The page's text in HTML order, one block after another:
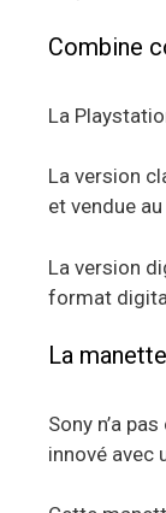
Combine
La
La version
et vendue
La version
format
La
Sony n’a
innové avec